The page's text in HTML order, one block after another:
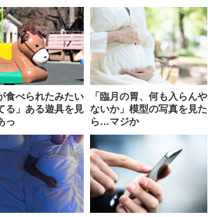
食べられたみたい
る」ある遊具を見
っ
「臨月の胃、何も入らんや
ないか」模型の写真を見た
ら…マジか